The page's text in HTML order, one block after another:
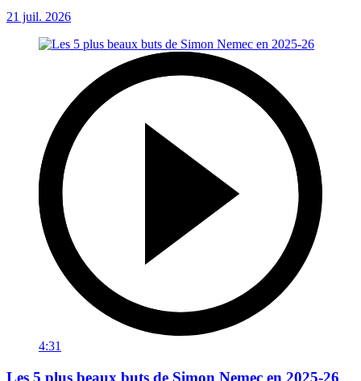
21 juil. 2026
4:31
Les 5 plus beaux buts de Simon Nemec en 2025-26